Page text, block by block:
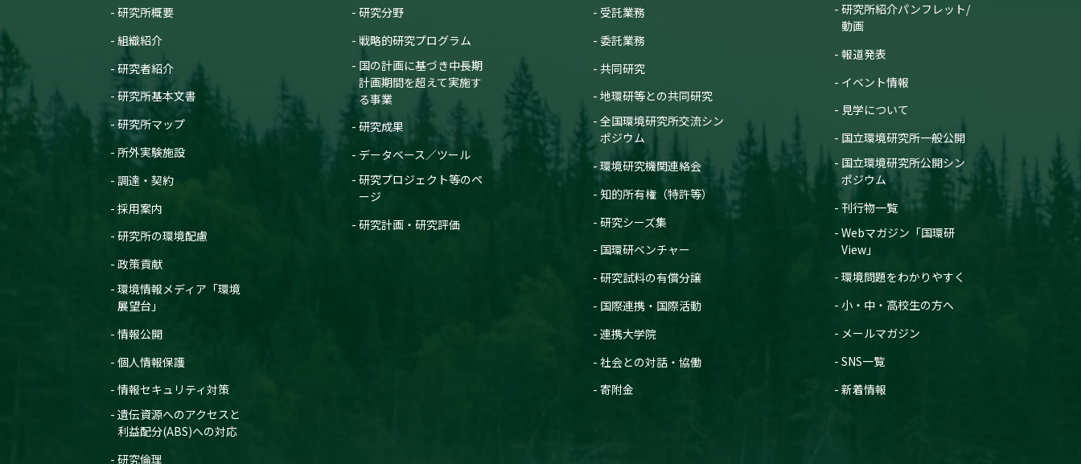
研究所概要
組織紹介
研究者紹介
研究所基本文書
研究所マップ
所外実験施設
調達・契約
採用案内
研究所の環境配慮
政策貢献
環境情報メディア「環境
展望台」
情報公開
個人情報保護
情報セキュリティ対策
遺伝資源へのアクセスと
利益配分(ABS)への対応
研究倫理
研究分野
戦略的研究プログラム
国の計画に基づき中長期
計画期間を超えて実施す
る事業
研究成果
データベース／ツール
研究プロジェクト等のペ
ージ
研究計画・研究評価
受託業務
委託業務
共同研究
地環研等との共同研究
全国環境研究所交流シン
ポジウム
環境研究機関連絡会
知的所有権（特許等）
研究シーズ集
国環研ベンチャー
研究試料の有償分譲
国際連携・国際活動
連携大学院
社会との対話・協働
寄附金
研究所紹介パンフレット/
動画
報道発表
イベント情報
見学について
国立環境研究所一般公開
国立環境研究所公開シン
ポジウム
刊行物一覧
Webマガジン「国環研
View」
環境問題をわかりやすく
小・中・高校生の方へ
メールマガジン
SNS一覧
新着情報